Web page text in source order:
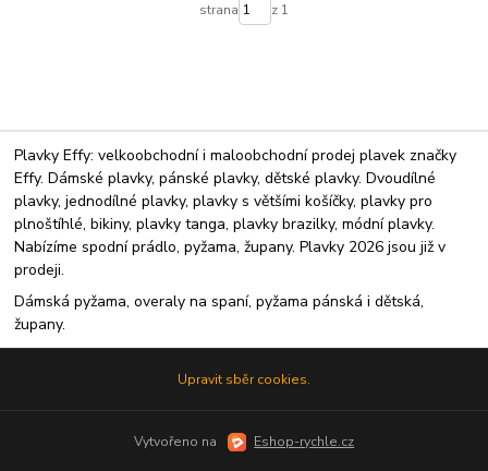
strana z 1
Plavky Effy: velkoobchodní i maloobchodní prodej plavek značky
Effy. Dámské plavky, pánské plavky, dětské plavky. Dvoudílné
plavky, jednodílné plavky, plavky s většími košíčky, plavky pro
plnoštíhlé, bikiny, plavky tanga, plavky brazilky, módní plavky.
Nabízíme spodní prádlo, pyžama, župany. Plavky 2026 jsou již v
prodeji.
Dámská pyžama, overaly na spaní, pyžama pánská i dětská,
župany.
Upravit sběr cookies.
Vytvořeno na Eshop-rychle.cz